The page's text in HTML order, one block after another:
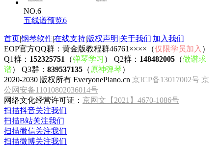
NO.6
五线谱预览6
首页|钢琴软件|在线支持|版权声明|关于我们|加入我们
EOP官方QQ群：黄金版教程群46761××××（仅限学员加入 ）
Q1群： 152325751 （弹琴学习 ） Q2群： 148482005 （做谱求
谱） Q3群： 839537135 （ 原神弹琴）
2020-2030 版权所有 EveryonePiano.cn 京ICP备13017002号 京
公网安备11010802036014号
网络文化经营许可证： 京网文【2021】4670-1086号
扫描抖音关注我们
扫描B站关注我们
扫描微信关注我们
扫描微博关注我们